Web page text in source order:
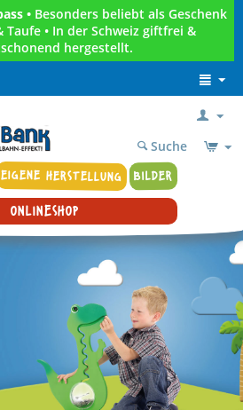
• Besonders beliebt als Geschenk
• In der Schweiz giftfrei &
hergestellt.
EIGENE HERSTELLUNG BILDER
Suche
ONLINESHOP